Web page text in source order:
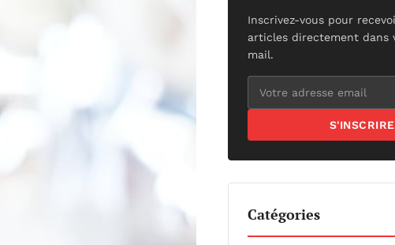
Inscrivez-vous pour
articles directement dans
mail.
S'INSCRIRE
Catégories